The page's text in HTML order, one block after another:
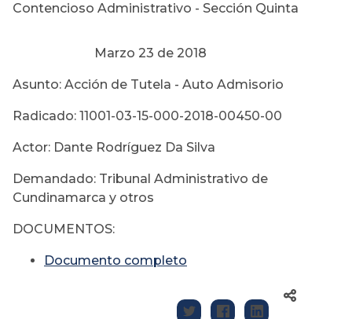
Contencioso Administrativo - Sección Quinta
Marzo 23 de 2018
Asunto: Acción de Tutela - Auto Admisorio
Radicado: 11001-03-15-000-2018-00450-00
Actor: Dante Rodríguez Da Silva
Demandado: Tribunal Administrativo de
Cundinamarca y otros
DOCUMENTOS:
Documento completo